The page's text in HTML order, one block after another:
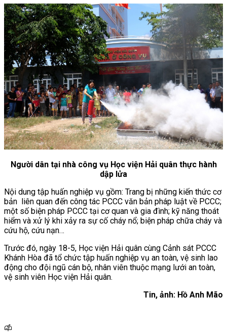
Người dân tại nhà công vụ Học viện Hải quân thực hành
dập lửa
Nội dung tập huấn nghiệp vụ gồm: Trang bị những kiến thức cơ
bản liên quan đến công tác PCCC văn bản pháp luật về PCCC;
một số biện pháp PCCC tại cơ quan và gia đình; kỹ năng thoát
hiểm và xử lý khi xảy ra sự cố cháy nổ; biện pháp chữa cháy và
cứu hộ, cứu nạn…
Trước đó, ngày 18-5, Học viện Hải quân cùng Cảnh sát PCCC
Khánh Hòa đã tổ chức tập huấn nghiệp vụ an toàn, vệ sinh lao
động cho đội ngũ cán bộ, nhân viên thuộc mạng lưới an toàn,
vệ sinh viên Học viện Hải quân.
Tin, ảnh: Hồ Anh Mão